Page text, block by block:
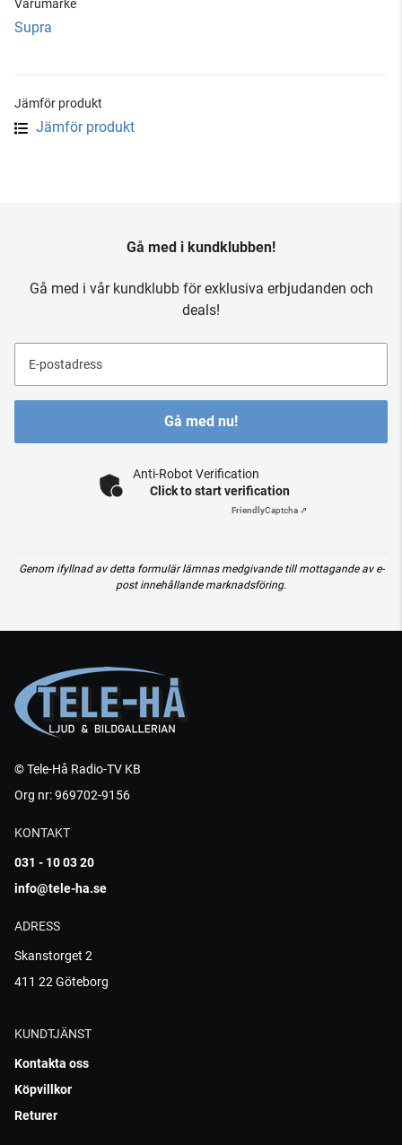
Varumärke
Supra
Jämför produkt
Jämför produkt
Gå med i kundklubben!
Gå med i vår kundklubb för exklusiva erbjudanden och
deals!
E-postadress
Gå med nu!
Anti-Robot Verification
Click to start verification
FriendlyCaptcha ⇗
Genom ifyllnad av detta formulär lämnas medgivande till mottagande av e-
post innehållande marknadsföring.
© Tele-Hå Radio-TV KB
Org nr: 969702-9156
KONTAKT
031 - 10 03 20
info@tele-ha.se
ADRESS
Skanstorget 2
411 22 Göteborg
KUNDTJÄNST
Kontakta oss
Köpvillkor
Returer